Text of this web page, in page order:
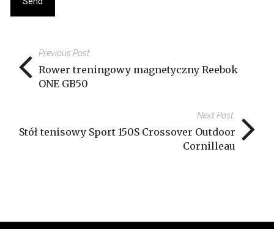
Previous Post
Rower treningowy magnetyczny Reebok
ONE GB50
Next Post
Stół tenisowy Sport 150S Crossover Outdoor
Cornilleau